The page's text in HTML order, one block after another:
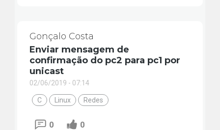
Gonçalo Costa
Enviar mensagem de
confirmação do pc2 para pc1 por
unicast
02/06/2019 - 07:14
C Linux Redes
0 0